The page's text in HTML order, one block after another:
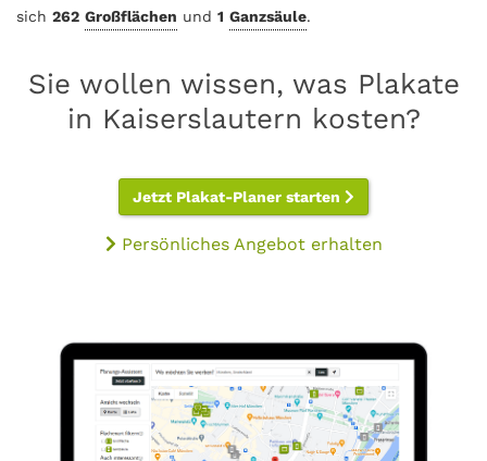
sich 262 Großflächen und 1 Ganzsäule.
Sie wollen wissen, was Plakate
in Kaiserslautern kosten?
Jetzt Plakat-Planer starten
Persönliches Angebot erhalten